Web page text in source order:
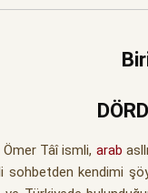
Ömer Tâî ismli, arab
kendimi